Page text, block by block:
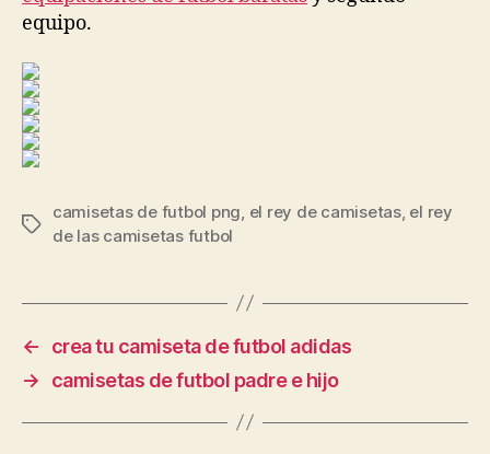
equipo.
Etiquetas
camisetas de futbol png el rey de camisetas, el rey
de las camisetas futbol
←
crea tu camiseta de futbol adidas
→
camisetas de futbol padre e hijo